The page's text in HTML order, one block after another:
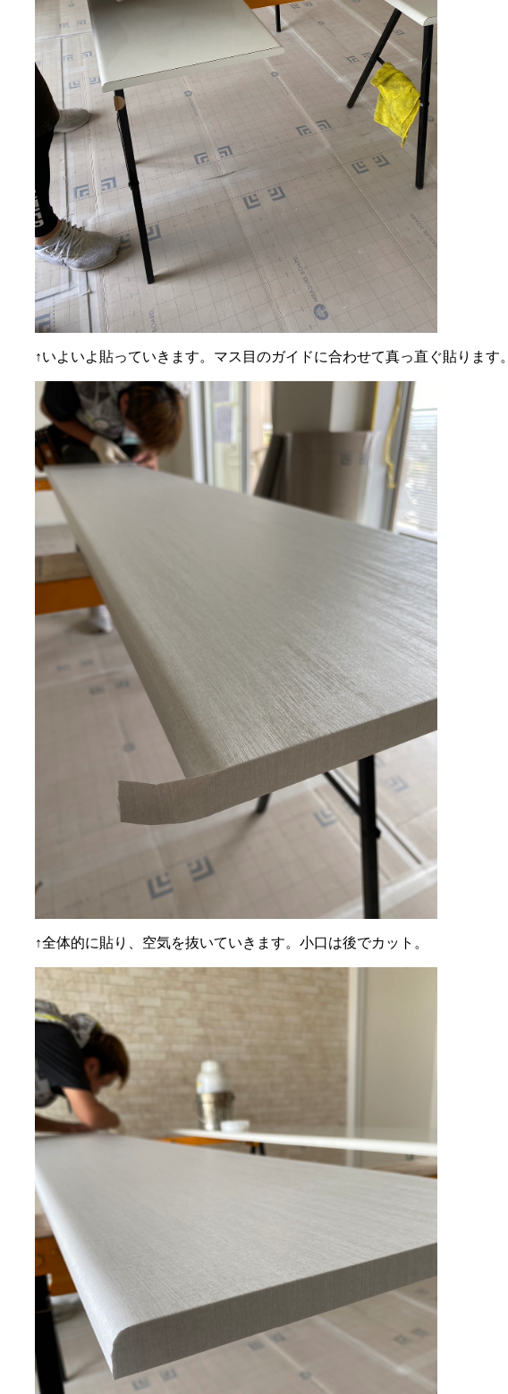
↑いよいよ貼っていきます。マス目のガイドに合わせて真っ直ぐ貼ります。
↑全体的に貼り、空気を抜いていきます。小口は後でカット。